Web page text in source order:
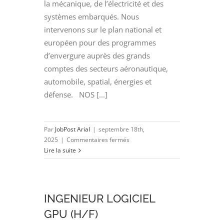
la mécanique, de l’électricité et des
systèmes embarqués. Nous
intervenons sur le plan national et
européen pour des programmes
d’envergure auprès des grands
comptes des secteurs aéronautique,
automobile, spatial, énergies et
défense. NOS [...]
Par JobPost Arial | septembre 18th,
2025 | Commentaires fermés
PROJET
Lire la suite
INGENIEUR LOGICIEL
GPU (H/F)